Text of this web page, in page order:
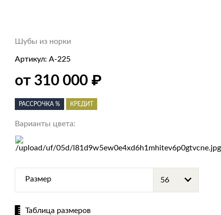
Шубы из норки
Артикул: А-225
от 310 000 ₽
РАССРОЧКА % КРЕДИТ
Варианты цвета:
Размер
Таблица размеров